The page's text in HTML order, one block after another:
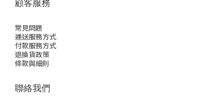
顧客服務
常見問題
運送服務方式
付款服務方式
退換貨政策
條款與細則
聯絡我們